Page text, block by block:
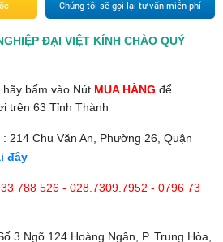
Chúng tôi sẽ gọi lại tư vấn miễn phí
ĐẠI VIỆT KÍNH CHÀO QUÝ
bấm vào Nút MUA HÀNG để
trên 63 Tỉnh Thành
214 Chu Văn An, Phường 26, Quận
đây
788 526 - 028.7309.7952 - 0796 73
3 Ngõ 124 Hoàng Ngân, P. Trung Hòa,